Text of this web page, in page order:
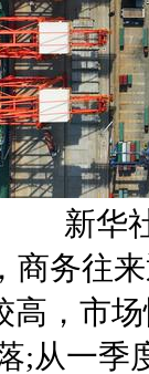
新华社
务往来
高，市
;从一季